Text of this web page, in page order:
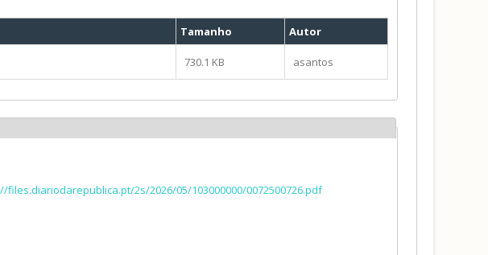
Tamanho Autor
730.1 KB asantos
files.diariodarepublica.pt/2s/2026/05/103000000/0072500726.pdf